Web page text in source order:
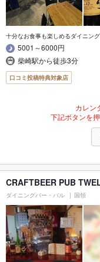
十分なお食事も楽しめるダイニン
5001～6000円
柴崎駅から徒歩3分
口コミ投稿特典対象店
カレン
下記ボタンを
CRAFTBEER PUB
ダイニングバー・バル 国領